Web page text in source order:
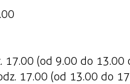
(od 9.00 do 13.00
17.00 (od 13.00 do